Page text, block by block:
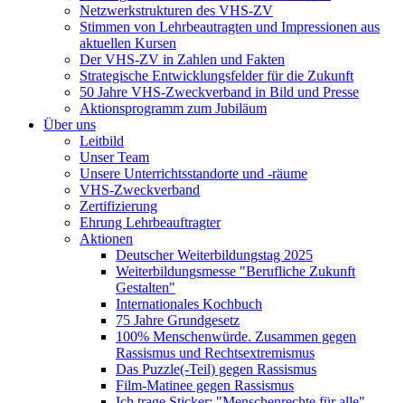
Netzwerkstrukturen des VHS-ZV
Stimmen von Lehrbeautragten und Impressionen aus
aktuellen Kursen
Der VHS-ZV in Zahlen und Fakten
Strategische Entwicklungsfelder für die Zukunft
50 Jahre VHS-Zweckverband in Bild und Presse
Aktionsprogramm zum Jubiläum
Über uns
Leitbild
Unser Team
Unsere Unterrichtsstandorte und -räume
VHS-Zweckverband
Zertifizierung
Ehrung Lehrbeauftragter
Aktionen
Deutscher Weiterbildungstag 2025
Weiterbildungsmesse "Berufliche Zukunft
Gestalten"
Internationales Kochbuch
75 Jahre Grundgesetz
100% Menschenwürde. Zusammen gegen
Rassismus und Rechtsextremismus
Das Puzzle(-Teil) gegen Rassismus
Film-Matinee gegen Rassismus